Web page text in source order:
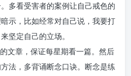
多看受害者的案例让自己戒色的
示，比如经常对自己说，我要打
坚定自己的立场。
文章，保证每星期看一篇。然后
法，多背诵断念口诀。断念是练